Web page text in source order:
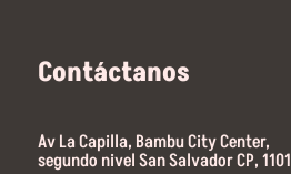
Contáctanos
Av La Capilla, Bambu City Center,
segundo nivel San Salvador CP, 1101